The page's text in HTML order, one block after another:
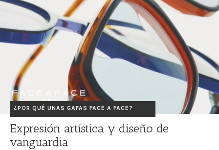
¿POR QUÉ UNAS GAFAS FACE A FACE?
Expresión artística y diseño de
vanguardia